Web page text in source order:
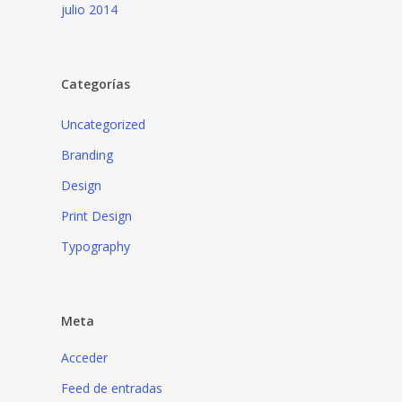
julio 2014
Categorías
Uncategorized
Branding
Design
Print Design
Typography
Meta
Acceder
Feed de entradas